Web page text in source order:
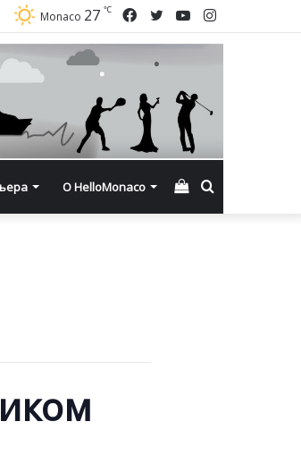
Instagram
YouTube
Twitter
Facebook
Monaco 27 ℃
О HelloMonaco Смотреть